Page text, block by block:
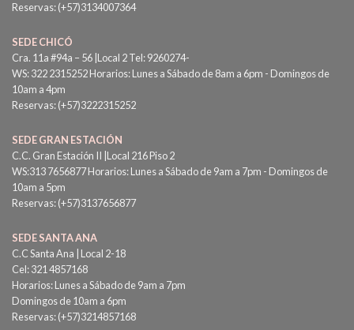
Reservas: (+57)3134007364
SEDE CHICÓ
Cra. 11a #94a – 56 |Local 2 Tel: 9260274-
WS: 322 2315252 Horarios: Lunes a Sábado de 8am a 6pm - Domingos de
10am a 4pm
Reservas: (+57)3222315252
SEDE GRAN ESTACIÓN
C.C. Gran Estación II |Local 216 Piso 2
WS:313 7656877 Horarios: Lunes a Sábado de 9am a 7pm - Domingos de
10am a 5pm
Reservas: (+57)3137656877
SEDE SANTA ANA
C.C Santa Ana | Local 2-18
Cel: 321 4857168
Horarios: Lunes a Sábado de 9am a 7pm
Domingos de 10am a 6pm
Reservas: (+57)3214857168